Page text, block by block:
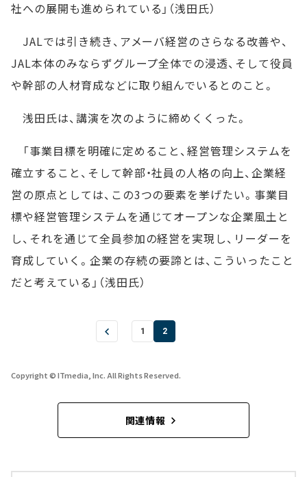
社への展開も進められている」（浅田氏）
JALでは引き続き、アメーバ経営のさらなる改善や、
JAL本体のみならずグループ全体での浸透、そして役員
や幹部の人材育成などに取り組んでいるとのこと。
浅田氏は、講演を次のように締めくくった。
「事業目標を明確に定めること、経営管理システムを
確立すること、そして幹部・社員の人格の向上、企業経
営の原点としては、この3つの要素を挙げたい。事業目
標や経営管理システムを通じてオープンな企業風土と
し、それを通じて全員参加の経営を実現し、リーダーを
育成していく。企業の存続の要諦とは、こういったこと
だと考えている」（浅田氏）
1 2
Copyright © ITmedia, Inc. All Rights Reserved.
関連情報